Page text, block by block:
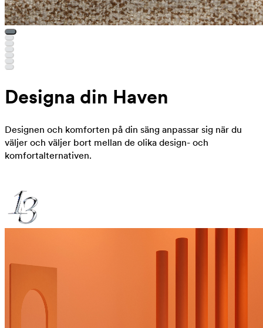
Designa din Haven
Designen och komforten på din säng anpassar sig när du
väljer och väljer bort mellan de olika design- och
komfortalternativen.